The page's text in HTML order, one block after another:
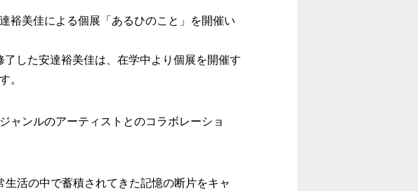
裕美佳による個展「あるひのこと」を開催い
した安達裕美佳は、在学中より個展を開催す
。
ャンルのアーティストとのコラボレーショ
活の中で蓄積されてきた記憶の断片をキャ